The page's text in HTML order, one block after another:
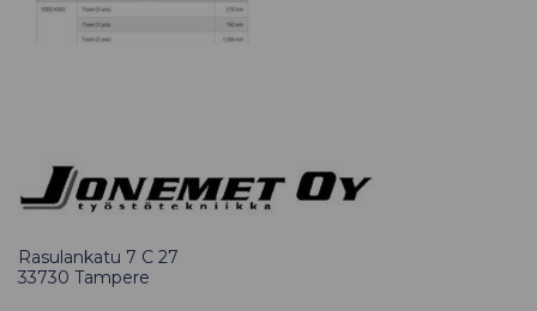
Rasulankatu 7 C 27
33730 Tampere